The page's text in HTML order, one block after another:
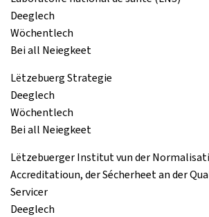
Deeglech
Wöchentlech
Bei all Neiegkeet
Lëtzebuerg Strategie
Deeglech
Wöchentlech
Bei all Neiegkeet
Lëtzebuerger Institut vun der
Accreditatioun, der Sécherheet an der
Servicer
Deeglech